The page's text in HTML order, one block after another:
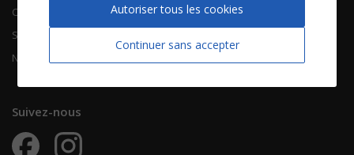
Chorales
Songbooks
Nouvelles partitions
CGV
Mentions légales
Vie privée
Suivez-nous
Continuer sans accepter
Autoriser tous les cookies